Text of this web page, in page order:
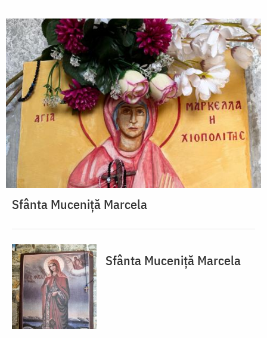
Sfânta Muceniță Marcela
Sfânta Muceniță Marcela